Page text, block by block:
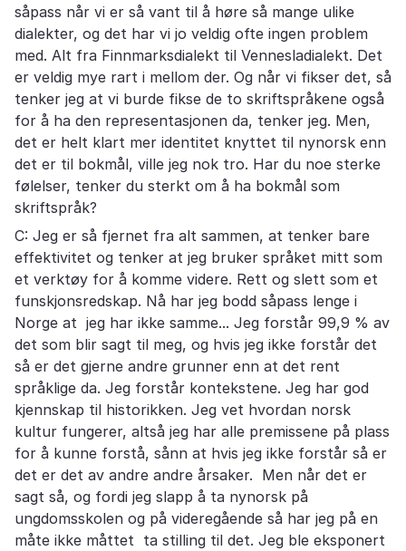
såpass når vi er så vant til å høre så mange ulike
dialekter, og det har vi jo veldig ofte ingen problem
med. Alt fra Finnmarksdialekt til Vennesladialekt. Det
er veldig mye rart i mellom der. Og når vi fikser det, så
tenker jeg at vi burde fikse de to skriftspråkene også
for å ha den representasjonen da, tenker jeg. Men,
det er helt klart mer identitet knyttet til nynorsk enn
det er til bokmål, ville jeg nok tro. Har du noe sterke
følelser, tenker du sterkt om å ha bokmål som
skriftspråk?
C: Jeg er så fjernet fra alt sammen, at tenker bare
effektivitet og tenker at jeg bruker språket mitt som
et verktøy for å komme videre. Rett og slett som et
funskjonsredskap. Nå har jeg bodd såpass lenge i
Norge at jeg har ikke samme... Jeg forstår 99,9 % av
det som blir sagt til meg, og hvis jeg ikke forstår det
så er det gjerne andre grunner enn at det rent
språklige da. Jeg forstår kontekstene. Jeg har god
kjennskap til historikken. Jeg vet hvordan norsk
kultur fungerer, altså jeg har alle premissene på plass
for å kunne forstå, sånn at hvis jeg ikke forstår så er
det er det av andre andre årsaker. Men når det er
sagt så, og fordi jeg slapp å ta nynorsk på
ungdomsskolen og på videregående så har jeg på en
måte ikke måttet ta stilling til det. Jeg ble eksponert